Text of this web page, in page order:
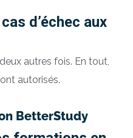
d’échec aux
autres fois. En tout,
autorisés.
BetterStudy